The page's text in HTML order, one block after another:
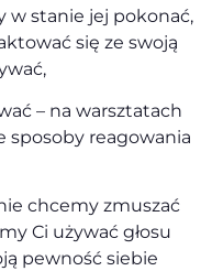
w stanie jej pokonać,
się ze swoją
– na warsztatach
sposoby reagowania
chcemy zmuszać
Ci używać głosu
pewność siebie